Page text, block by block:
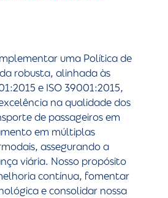
uma Política de
robusta, alinhada às
e ISO 39001:2015,
na qualidade dos
de passageiros em
em múltiplas
assegurando a
viária. Nosso propósito
contínua, fomentar
e consolidar nossa